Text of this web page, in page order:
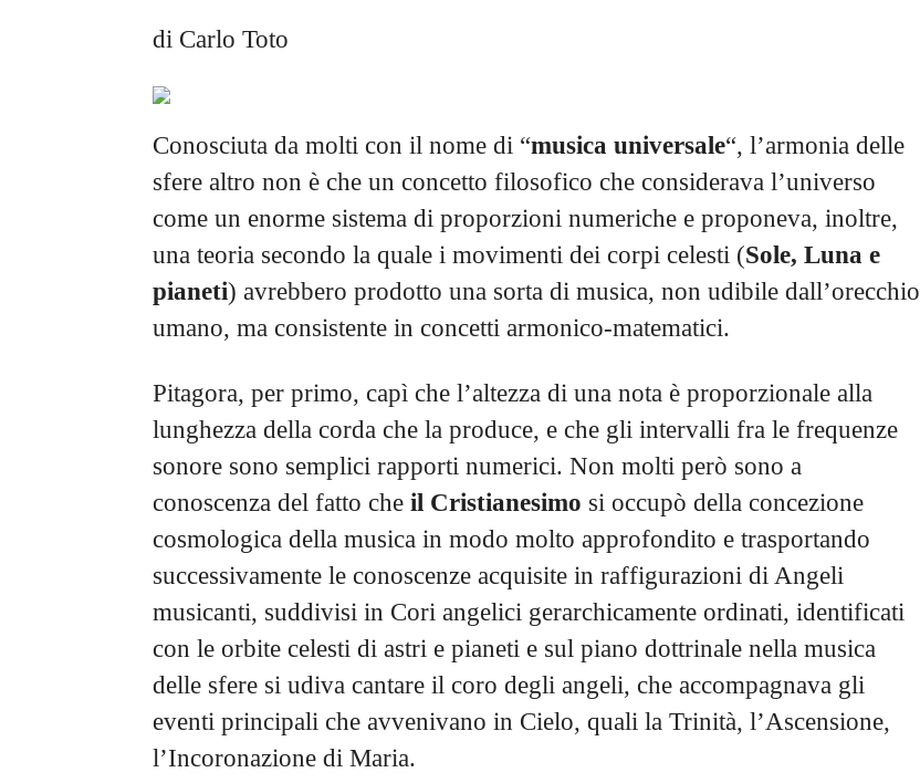
di Carlo Toto
Conosciuta da molti con il nome di “musica universale“, l’armonia delle
sfere altro non è che un concetto filosofico che considerava l’universo
come un enorme sistema di proporzioni numeriche e proponeva, inoltre,
una teoria secondo la quale i movimenti dei corpi celesti (Sole, Luna e
pianeti) avrebbero prodotto una sorta di musica, non udibile dall’orecchio
umano, ma consistente in concetti armonico-matematici.
Pitagora, per primo, capì che l’altezza di una nota è proporzionale alla
lunghezza della corda che la produce, e che gli intervalli fra le frequenze
sonore sono semplici rapporti numerici. Non molti però sono a
conoscenza del fatto che il Cristianesimo si occupò della concezione
cosmologica della musica in modo molto approfondito e trasportando
successivamente le conoscenze acquisite in raffigurazioni di Angeli
musicanti, suddivisi in Cori angelici gerarchicamente ordinati, identificati
con le orbite celesti di astri e pianeti e sul piano dottrinale nella musica
delle sfere si udiva cantare il coro degli angeli, che accompagnava gli
eventi principali che avvenivano in Cielo, quali la Trinità, l’Ascensione,
l’Incoronazione di Maria.